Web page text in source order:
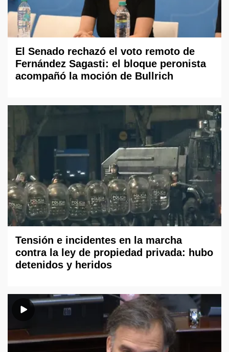
El Senado rechazó el voto remoto de
Fernández Sagasti: el bloque peronista
acompañó la moción de Bullrich
Tensión e incidentes en la marcha
contra la ley de propiedad privada: hubo
detenidos y heridos